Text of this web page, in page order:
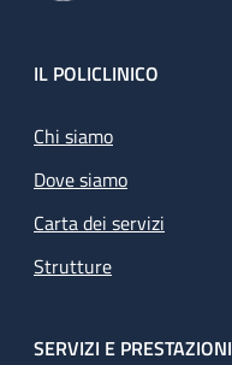
Footer
IL POLICLINICO
Chi siamo
Dove siamo
Carta dei servizi
Strutture
SERVIZI E PRESTAZIONI